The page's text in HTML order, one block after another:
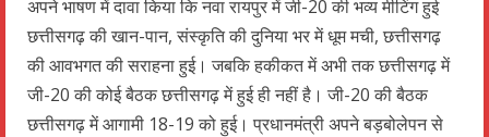
अपने भाषण में दावा किया कि नवा रायपुर में जी-20 की भव्य मीटिंग हुई
छत्तीसगढ़ की खान-पान, संस्कृति की दुनिया भर में धूम मची, छत्तीसगढ़
की आवभगत की सराहना हुई। जबकि हकीकत में अभी तक छत्तीसगढ़ में
जी-20 की कोई बैठक छत्तीसगढ़ में हुई ही नहीं है। जी-20 की बैठक
छत्तीसगढ़ में आगामी 18-19 को हुई। प्रधानमंत्री अपने बड़बोलेपन से